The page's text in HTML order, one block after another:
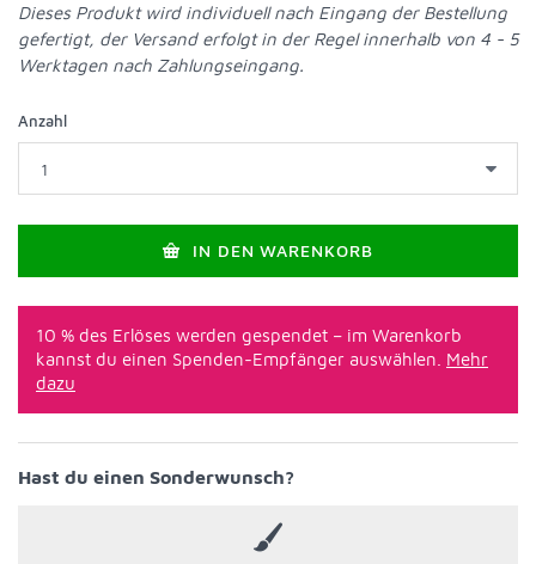
Dieses Produkt wird individuell nach Eingang der Bestellung
gefertigt, der Versand erfolgt in der Regel innerhalb von 4 - 5
Werktagen nach Zahlungseingang.
Anzahl
IN DEN WARENKORB
10 % des Erlöses werden gespendet – im Warenkorb
kannst du einen Spenden-Empfänger auswählen. Mehr
dazu
Hast du einen Sonderwunsch?